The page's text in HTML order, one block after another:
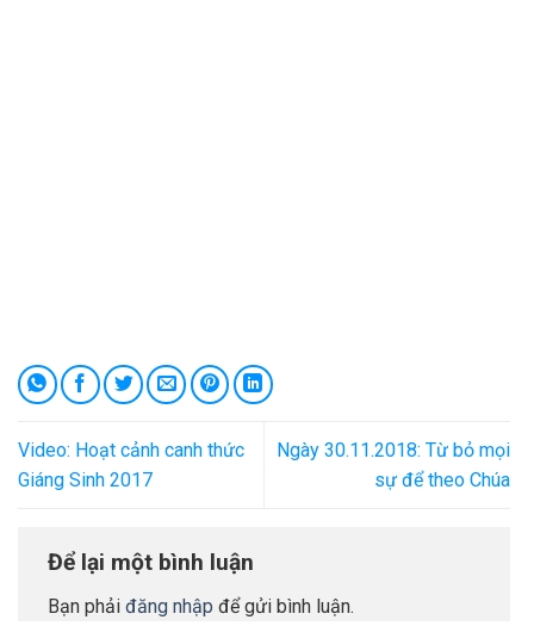
Video: Hoạt cảnh canh thức
Giáng Sinh 2017
Ngày 30.11.2018: Từ bỏ mọi
sự để theo Chúa
Để lại một bình luận
Bạn phải đăng nhập để gửi bình luận.